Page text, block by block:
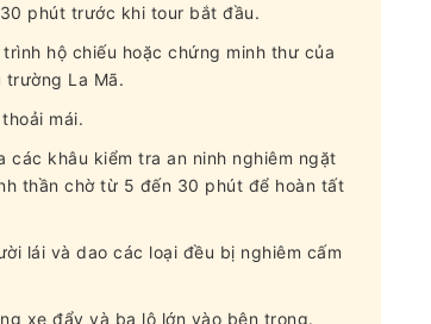
phút trước khi tour bắt đầu.
hộ chiếu hoặc chứng minh thư của
trường La Mã.
mái.
khâu kiểm tra an ninh nghiêm ngặt
thần chờ từ 5 đến 30 phút để hoàn tất
lái và dao các loại đều bị nghiêm cấm
xe đẩy và ba lô lớn vào bên trong.